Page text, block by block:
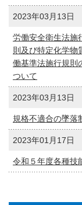
2023年03月13日
労働安全衛生法施
則及び特定化学物
働基準法施行規則
ついて
2023年03月13日
規格不適合の墜落
2023年01月17日
令和５年度各種技